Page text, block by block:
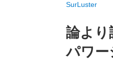
SurLuster
論よ
パワー